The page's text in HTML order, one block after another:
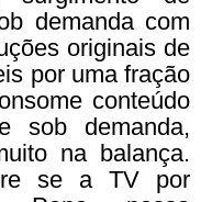
demanda com
originais de
por uma fração
conteúdo
sob demanda,
na balança.
se a TV por